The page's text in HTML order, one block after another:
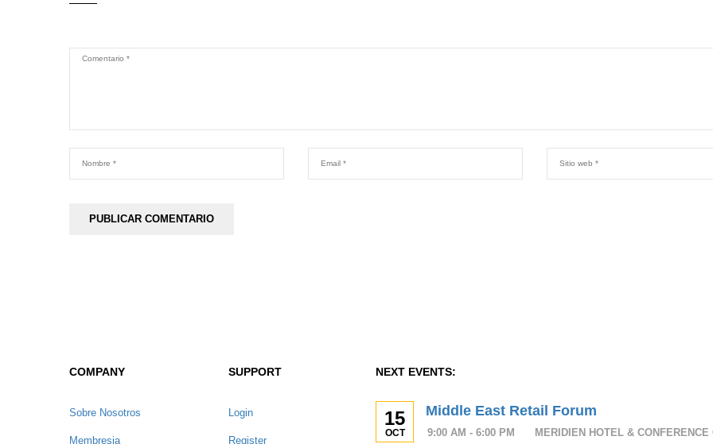
COMPANY
Sobre Nosotros
Membresia
SUPPORT
Login
Register
NEXT EVENTS:
15
OCT
Middle East Retail Forum
9:00 AM - 6:00 PM MERIDIEN HOTEL &